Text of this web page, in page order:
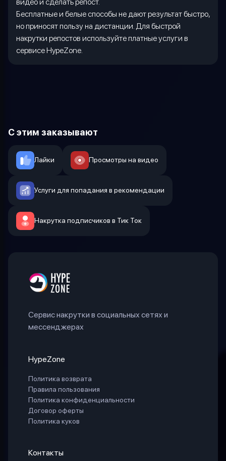
Бесплатные и белые способы не дают результат быстро,
но приносят пользу на дистанции. Для быстрой
накрутки репостов используйте платные услуги в
сервисеHypeZone.
С этим заказывают
Лайки Просмотры на видео
Услуги для попадания в рекомендации
Накрутка подписчиков в Тик Ток
Сервис накрутки в социальных сетях и
мессенджерах
HypeZone
Политика возврата
Правила пользования
Политика конфиденциальности
Договор оферты
Политика куков
Контакты